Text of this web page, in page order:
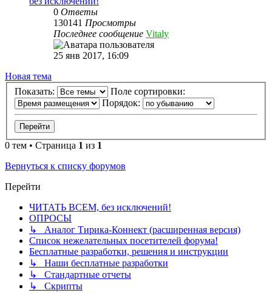
0 Ответы
130141 Просмотры
Последнее сообщение Vitaly
25 янв 2017, 16:09
Новая тема
Показать:
Поле сортировки:
Порядок:
0 тем • Страница 1 из 1
Вернуться к списку форумов
Перейти
ЧИТАТЬ ВСЕМ, без исключений!
ОПРОСЫ
↳ Аналог Тирика-Коннект (расширенная версия)
Список нежелательных посетителей форума!
Бесплатные разработки, решения и инструкции
↳ Наши бесплатные разработки
↳ Стандартные отчеты
↳ Скрипты